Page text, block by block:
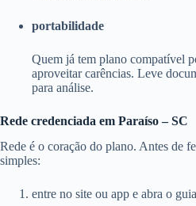
portabilidade
Quem já tem plano compatível
aproveitar carências. Leve
para análise.
Rede credenciada em Paraíso – SC
Rede é o coração do plano. Antes de
simples:
entre no site ou app e abra o